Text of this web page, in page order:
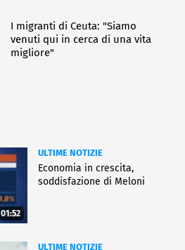
I migranti di Ceuta: "Siamo
venuti qui in cerca di una vita
migliore"
01:52
ULTIME NOTIZIE
Economia in crescita,
soddisfazione di Meloni
ULTIME NOTIZIE